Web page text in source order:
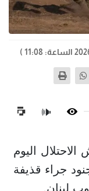
🔊
اليوم
جراء قذيفة
لبنان.